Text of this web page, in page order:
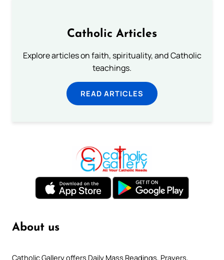
Catholic Articles
Explore articles on faith, spirituality, and Catholic
teachings.
READ ARTICLES
About us
Catholic Gallery offers Daily Mass Readings, Prayers,